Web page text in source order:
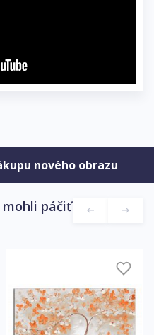
nového obrazu
mohli páčiť